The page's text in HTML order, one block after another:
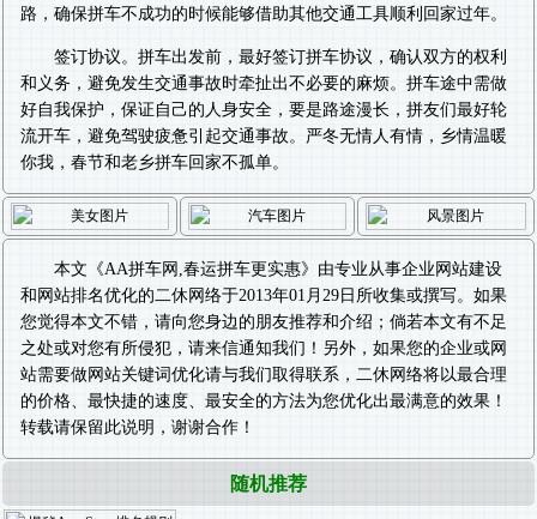
路，确保拼车不成功的时候能够借助其他交通工具顺利回家过年。
签订协议。拼车出发前，最好签订拼车协议，确认双方的权利
和义务，避免发生交通事故时牵扯出不必要的麻烦。拼车途中需做
好自我保护，保证自己的人身安全，要是路途漫长，拼友们最好轮
流开车，避免驾驶疲惫引起交通事故。严冬无情人有情，乡情温暖
你我，春节和老乡拼车回家不孤单。
本文《AA拼车网,春运拼车更实惠》由专业从事企业网站建设
和 网站排名优化的二休网络于2013年01月29日所收集或撰写。如果
您觉得本文不错，请向您身边的朋友推荐和介绍；倘若本文有不足
之处或对您有所侵犯，请来信通知我们！另外，如果您的企业或网
站需要做网站关键词优化请与我们取得联系，二休网络将以最合理
的价格、最快捷的速度、最安全的方法为您优化出最满意的效果！
转载请保留此说明，谢谢合作！
随机推荐